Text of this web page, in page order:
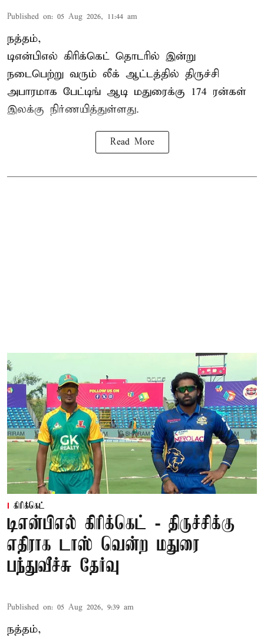
Published on: 05 Aug 2026, 11:44 am
நத்தம்,
டிஎன்பிஎல் கிரிக்கெட் தொடரில் இன்று
நடைபெற்று வரும் லீக் ஆட்டத்தில் திருச்சி
அபாரமாக பேட்டிங் ஆடி மதுரைக்கு 174 ரன்கள்
இலக்கு நிர்ணயித்துள்ளது.
Read More
கிரிக்கெட்
டிஎன்பிஎல் கிரிக்கெட் - திருச்சிக்கு
எதிராக டாஸ் வென்ற மதுரை
பந்துவீச்சு தேர்வு
Published on: 05 Aug 2026, 9:39 am
நத்தம்,